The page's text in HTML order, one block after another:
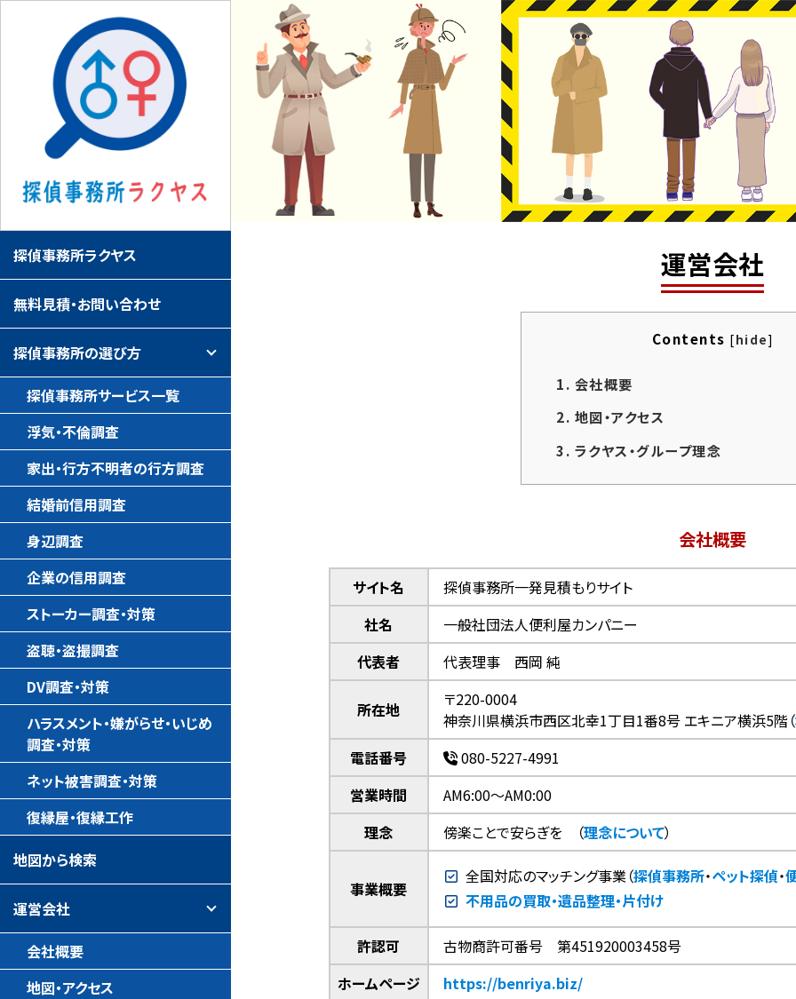
運営会社
Contents [hide]
1. 会社概要
2. 地図・アクセス
3. ラクヤス・グループ理念
会社概要
サイト名
探偵事務所一発見積もりサイト
社名
一般社団法人便利屋カンパニー
代表者
代表理事 西岡 純
所在地
〒220-0004
神奈川県横浜市西区北幸1丁目1番8号 エキニア横浜5階（
電話番号
080-5227-4991
営業時間
AM6:00～AM0:00
理念
傍楽ことで安らぎを （理念について）
事業概要
全国対応のマッチング事業（探偵事務所・ペット探偵・
不用品の買取・遺品整理・片付け
許認可
古物商許可番号 第451920003458号
ホームページ
https://benriya.biz/
探偵事務所ラクヤス
無料見積・お問い合わせ
探偵事務所の選び方
探偵事務所サービス一覧
浮気・不倫調査
家出・行方不明者の行方調査
結婚前信用調査
身辺調査
企業の信用調査
ストーカー調査・対策
盗聴・盗撮調査
DV調査・対策
ハラスメント・嫌がらせ・いじめ
調査・対策
ネット被害調査・対策
復縁屋・復縁工作
地図から検索
運営会社
会社概要
地図・アクセス